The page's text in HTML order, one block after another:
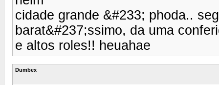
cidade grande &#233; phoda..
barat&#237;ssimo, da uma
e altos roles!! heuahae
Dumbex